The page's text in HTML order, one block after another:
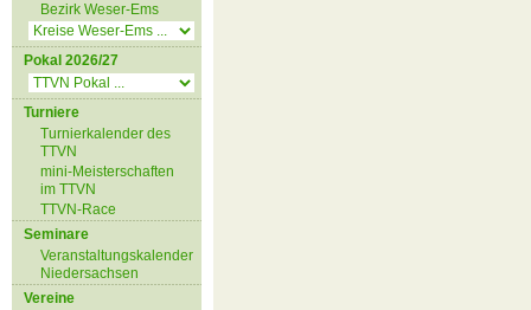
Bezirk Weser-Ems
Pokal 2026/27
Turniere
Turnierkalender des
TTVN
mini-Meisterschaften
im TTVN
TTVN-Race
Seminare
Veranstaltungskalender
Niedersachsen
Vereine